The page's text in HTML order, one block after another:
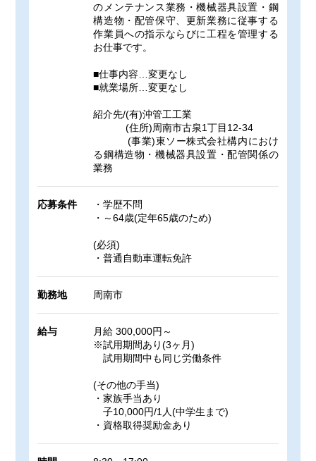
のメンテナンス業務・機械器具設置・鋼
構造物・配管保守、更新業務に従事する
作業員への指示ならびに工程を管理する
お仕事です。
■仕事内容…変更なし
■就業場所…変更なし
紹介先/(有)沖管工工業
(住所)周南市古泉1丁目12-34
(事業)東ソー株式会社構内におけ
る鋼構造物・機械器具設置・配管関係の
業務
応募条件
・学歴不問
・～64歳(定年65歳のため)
(必須)
・普通自動車運転免許
勤務地 周南市
給与
月給 300,000円～
※試用期間あり(3ヶ月)
試用期間中も同じ労働条件
(その他の手当)
・家族手当あり
子10,000円/1人(中学生まで)
・資格取得奨励金あり